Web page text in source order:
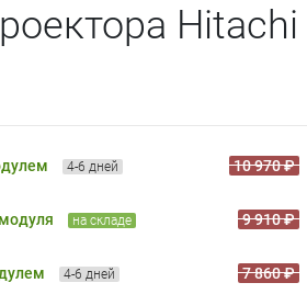
Hitachi
4-6 дней 10 970 ₽
на складе 9 910 ₽
4-6 дней 7 860 ₽